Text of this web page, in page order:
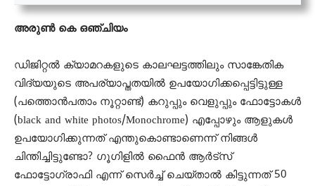
അരുണ്‍ കെ ഒഞ്ചിയം
ഡിജിറ്റൽ ക്യാമറകളുടെ കാലഘട്ടത്തിലും സാങ്കേതിക
വിദ്യയുടെ അപര്യാപ്തതയിൽ ഉപയോഗിക്കപ്പെട്ടിട്ടുള്ള
(പത്തൊൻപതാം നൂറ്റാണ്ട്) കറുപ്പും വെളുപ്പും ഫോട്ടോകൾ
(black and white photos/Monochrome) എപ്പോഴും ആളുകൾ
ഉപയോഗിക്കുന്നത് എന്തുകൊണ്ടാണെന്ന്‍ നിങ്ങൾ
ചിന്തിച്ചിട്ടുണ്ടോ? ഗൂഗിളിൽ ഫൈൻ ആർട്‌സ്
ഫോട്ടോഗ്രാഫി എന്ന് സെർച്ച് ചെയ്താൽ കിട്ടുന്നത് 50